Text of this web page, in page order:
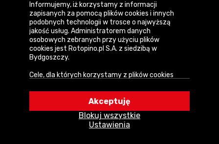
695,99 zł
Do koszyka
Pilarka do metalu Makita DCS552Z
Informujemy, iż korzystamy z informacji
zapisanych za pomocą plików cookies i innych
podobnych technologii w trosce o najwyższą
jakość usług. Administratorem danych
osobowych zebranych przy użyciu plików
cookies jest Rotopino.pl S.A. z siedzibą w
Bydgoszczy.
Cele, dla których korzystamy z plików cookies
• Uwierzytelnienie użytkowników w serwisie,
• Optymalizowanie wydajności i szybkości
działania serwisu i usług,Ustawienia
Blokuj wszystkie
Akceptuję